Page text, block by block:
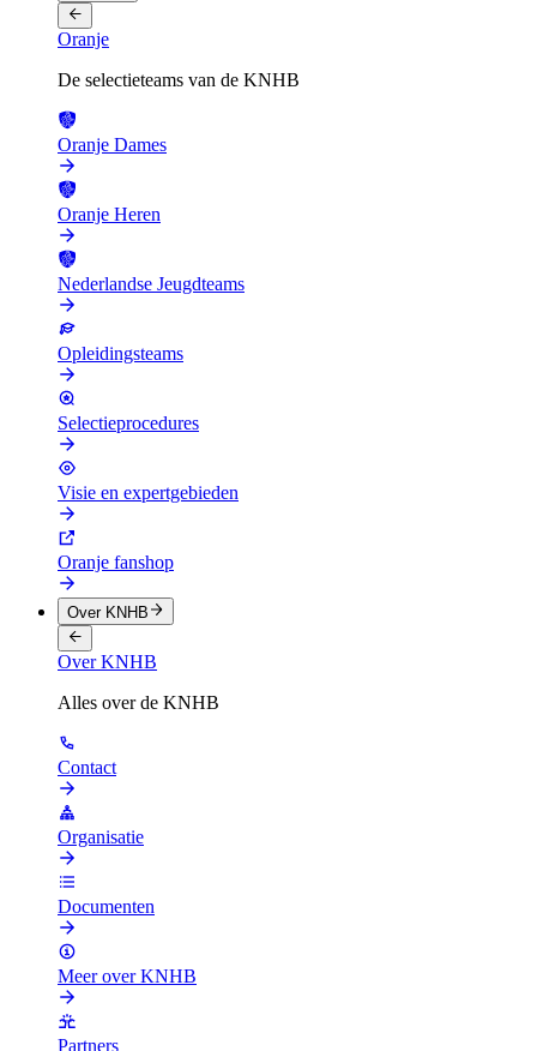
Oranje
De selectieteams van de KNHB
Oranje Dames
Oranje Heren
Nederlandse Jeugdteams
Opleidingsteams
Selectieprocedures
Visie en expertgebieden
Oranje fanshop
Over KNHB
Over KNHB
Alles over de KNHB
Contact
Organisatie
Documenten
Meer over KNHB
Partners